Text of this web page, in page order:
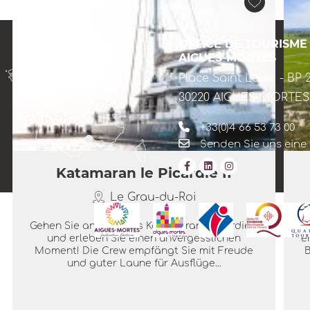
Entdecken Sie die...
Mehr lesen
Katamaran le Picardie II
Le Grau-du-Roi
Gehen Sie an Bord des Katamarans Picardie II
und erleben Sie einen unvergesslichen
Moment! Die Crew empfängt Sie mit Freude
und guter Laune für Ausflüge...
OFFICE DE TOURISME
AIGUES-MORTES
Place Saint Louis - BP
30220 AIGUES-MORTES
+33(0)4 66 53 73 00
Senden Sie uns eine